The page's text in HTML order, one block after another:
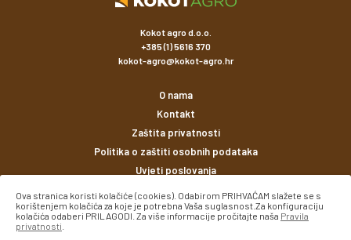
Kokot agro d.o.o.
+385 (1) 5616 370
kokot-agro@kokot-agro.hr
O nama
Kontakt
Zaštita privatnosti
Politika o zaštiti osobnih podataka
Uvjeti poslovanja
Načini plaćanja
Ova stranica koristi kolačiće (cookies). Odabirom PRIHVAĆAM slažete se s
korištenjem kolačića za koje je potrebna Vaša suglasnost.Za konfiguraciju
kolačića odaberi PRILAGODI. Za više informacije pročitajte naša Pravila
privatnosti